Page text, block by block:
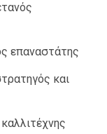
επαναστάτης
και